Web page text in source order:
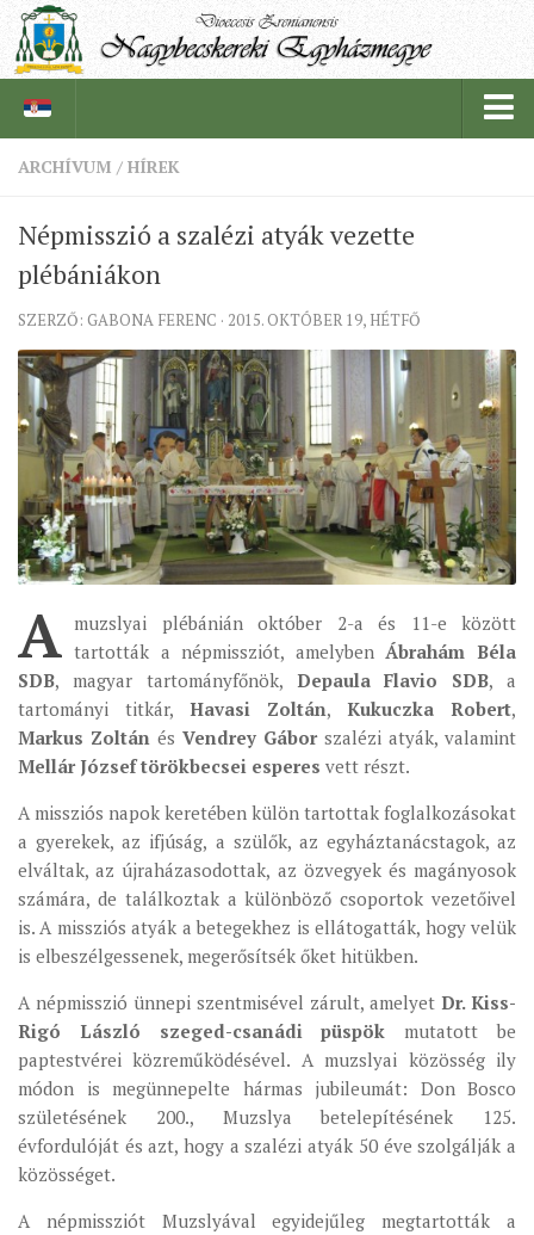
PÜSPÖK
TÖRTÉNELEM
EGYHÁZI INTÉZMÉNYEINK
EGYHÁZMEGYEI LEVÉLTÁR
LELKIPÁSZTOROK
SZERZETESRENDEK
IN MEMORIAM
PLÉBÁNIÁK
ÉSZAKI ESPERESSÉG
KÖZPONTI ESPERESSÉG
DÉLI ESPERESSÉG
ARCHÍVUM
ARCHÍV ÉLETKÉPEK
SZINÓDUS
ORGANIGRAMMA
PÜSPÖKI DEKRÉTUM
ZSINATI IMA
ZSINAT MOTTÓJA, LOGÓJA
KOORDINÁLÓ BIZOTTSÁG
ZSINATI TAGOK
MUNKADOKUMENTUMOK
ZSINATI HÍREK-ÚJSÁG
KISKORÚAK VÉDELME
ARCHÍVUM / HÍREK
Népmisszió a szalézi atyák vezette
plébániákon
SZERZŐ: GABONA FERENC · 2015. OKTÓBER 19, HÉTFŐ
A muzslyai plébánián október 2-a és 11-e között
tartották a népmissziót, amelybenÁbrahám Béla
SDB, magyar tartományfőnök, Depaula Flavio SDB, a
tartományi titkár, Havasi Zoltán, Kukuczka Robert,
Markus Zoltán és Vendrey Gáborszalézi atyák, valamint
Mellár József törökbecsei esperes vett részt.
A missziós napok keretében külön tartottak foglalkozásokat
a gyerekek, az ifjúság, a szülők, az egyháztanácstagok, az
elváltak, az újraházasodottak, az özvegyek és magányosok
számára, de találkoztak a különböző csoportok vezetőivel
is. A missziós atyák a betegekhez is ellátogatták, hogy velük
is elbeszélgessenek, megerősítsék őket hitükben.
A népmisszió ünnepi szentmisével zárult, amelyet Dr. Kiss-
Rigó László szeged-csanádi püspök mutatott be
paptestvérei közreműködésével. A muzslyai közösség ily
módon is megünnepelte hármas jubileumát: Don Bosco
születésének 200., Muzslya betelepítésének 125.
évfordulóját és azt, hogy a szalézi atyák 50 éve szolgálják a
közösséget.
A népmissziót Muzslyával egyidejűleg megtartották a